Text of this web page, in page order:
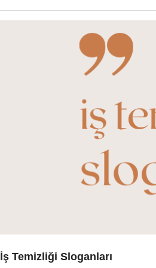
İş Temizliği Sloganları